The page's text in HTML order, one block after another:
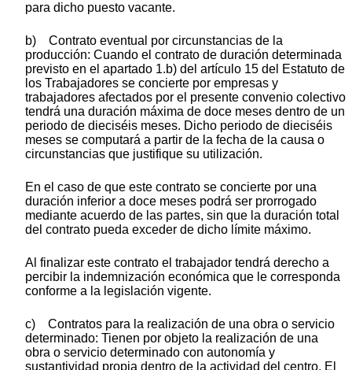
para dicho puesto vacante.
b) Contrato eventual por circunstancias de la
producción: Cuando el contrato de duración determinada
previsto en el apartado 1.b) del artículo 15 del Estatuto de
los Trabajadores se concierte por empresas y
trabajadores afectados por el presente convenio colectivo
tendrá una duración máxima de doce meses dentro de un
periodo de dieciséis meses. Dicho periodo de dieciséis
meses se computará a partir de la fecha de la causa o
circunstancias que justifique su utilización.
En el caso de que este contrato se concierte por una
duración inferior a doce meses podrá ser prorrogado
mediante acuerdo de las partes, sin que la duración total
del contrato pueda exceder de dicho límite máximo.
Al finalizar este contrato el trabajador tendrá derecho a
percibir la indemnización económica que le corresponda
conforme a la legislación vigente.
c) Contratos para la realización de una obra o servicio
determinado: Tienen por objeto la realización de una
obra o servicio determinado con autonomía y
sustantividad propia dentro de la actividad del centro. El